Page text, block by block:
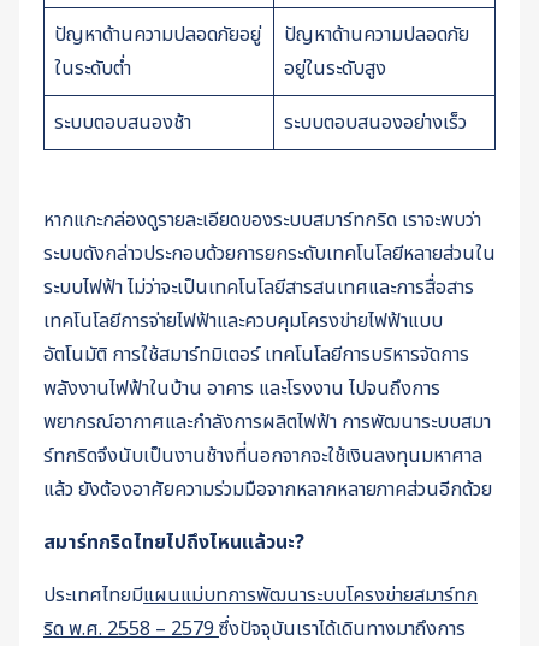
ปัญหาด้านความปลอดภัยอยู่
ในระดับต่ำ
ปัญหาด้านความปลอดภัย
อยู่ในระดับสูง
ระบบตอบสนองช้า
ระบบตอบสนองอย่างเร็ว
หากแกะกล่องดูรายละเอียดของระบบสมาร์ทกริด เราจะพบว่า
ระบบดังกล่าวประกอบด้วยการยกระดับเทคโนโลยีหลายส่วนใน
ระบบไฟฟ้า ไม่ว่าจะเป็นเทคโนโลยีสารสนเทศและการสื่อสาร
เทคโนโลยีการจ่ายไฟฟ้าและควบคุมโครงข่ายไฟฟ้าแบบ
อัตโนมัติ การใช้สมาร์ทมิเตอร์ เทคโนโลยีการบริหารจัดการ
พลังงานไฟฟ้าในบ้าน อาคาร และโรงงาน ไปจนถึงการ
พยากรณ์อากาศและกำลังการผลิตไฟฟ้า การพัฒนาระบบสมา
ร์ทกริดจึงนับเป็นงานช้างที่นอกจากจะใช้เงินลงทุนมหาศาล
แล้ว ยังต้องอาศัยความร่วมมือจากหลากหลายภาคส่วนอีกด้วย
สมาร์ทกริดไทยไปถึงไหนแล้วนะ?
ประเทศไทยมีแผนแม่บทการพัฒนาระบบโครงข่ายสมาร์ทก
ริด พ.ศ. 2558 – 2579ซึ่งปัจจุบันเราได้เดินทางมาถึงการ